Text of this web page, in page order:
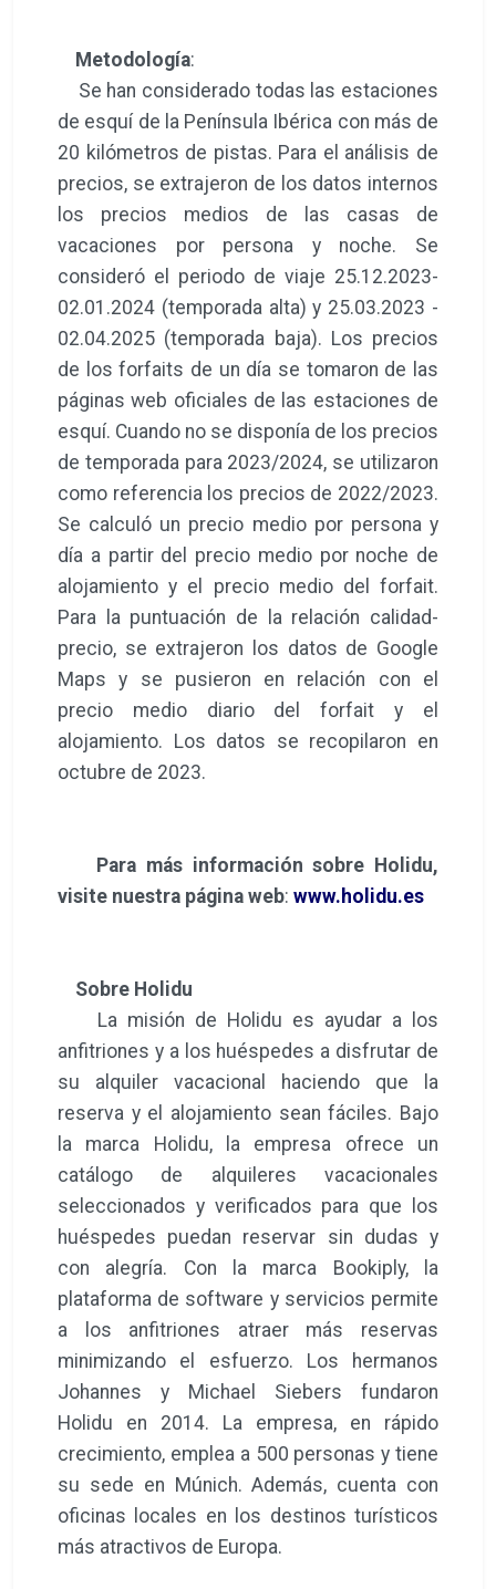
Metodología:
Se han considerado todas las estaciones
de esquí de la Península Ibérica con más de
20 kilómetros de pistas. Para el análisis de
precios, se extrajeron de los datos internos
los precios medios de las casas de
vacaciones por persona y noche. Se
consideró el periodo de viaje 25.12.2023-
02.01.2024 (temporada alta) y 25.03.2023 -
02.04.2025 (temporada baja). Los precios
de los forfaits de un día se tomaron de las
páginas web oficiales de las estaciones de
esquí. Cuando no se disponía de los precios
de temporada para 2023/2024, se utilizaron
como referencia los precios de 2022/2023.
Se calculó un precio medio por persona y
día a partir del precio medio por noche de
alojamiento y el precio medio del forfait.
Para la puntuación de la relación calidad-
precio, se extrajeron los datos de Google
Maps y se pusieron en relación con el
precio medio diario del forfait y el
alojamiento. Los datos se recopilaron en
octubre de 2023.
Para más información sobre Holidu,
visite nuestra página web: www.holidu.es
Sobre Holidu
La misión de Holidu es ayudar a los
anfitriones y a los huéspedes a disfrutar de
su alquiler vacacional haciendo que la
reserva y el alojamiento sean fáciles. Bajo
la marca Holidu, la empresa ofrece un
catálogo de alquileres vacacionales
seleccionados y verificados para que los
huéspedes puedan reservar sin dudas y
con alegría. Con la marca Bookiply, la
plataforma de software y servicios permite
a los anfitriones atraer más reservas
minimizando el esfuerzo. Los hermanos
Johannes y Michael Siebers fundaron
Holidu en 2014. La empresa, en rápido
crecimiento, emplea a 500 personas y tiene
su sede en Múnich. Además, cuenta con
oficinas locales en los destinos turísticos
más atractivos de Europa.